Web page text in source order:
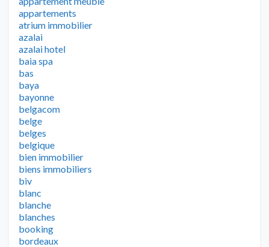
appartements
atrium immobilier
azalai
azalai hotel
baia spa
bas
baya
bayonne
belgacom
belge
belges
belgique
bien immobilier
biens immobiliers
biv
blanc
blanche
blanches
booking
bordeaux